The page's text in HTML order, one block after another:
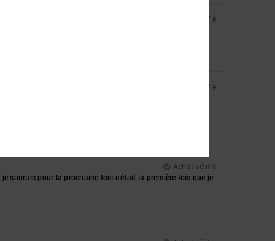
Achat vérifié
Achat vérifié
Achat vérifié
saurais pour la prochaine fois c’était la première fois que je